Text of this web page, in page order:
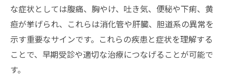
な症状としては腹痛、胸やけ、吐き気、便秘や下痢、黄
疸が挙げられ、これらは消化管や肝臓、胆道系の異常を
示す重要なサインです。これらの疾患と症状を理解する
ことで、早期受診や適切な治療につなげることが可能で
す。